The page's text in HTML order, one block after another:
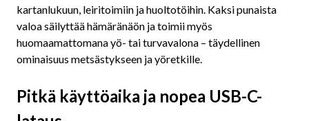
kartanlukuun, leiritoimiin ja huoltotöihin. Kaksi punaista
valoa säilyttää hämäränäön ja toimii myös
huomaamattomana yö- tai turvavalona – täydellinen
ominaisuus metsästykseen ja yöretkille.
Pitkä käyttöaika ja nopea USB-C-